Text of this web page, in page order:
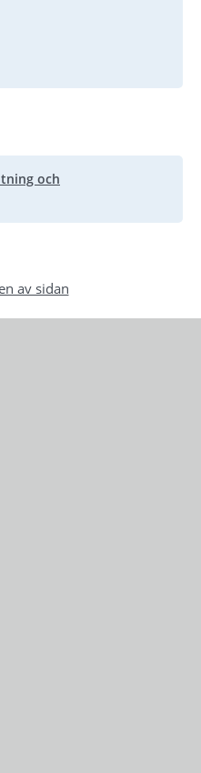
och
i nytt fönster.
av sidan